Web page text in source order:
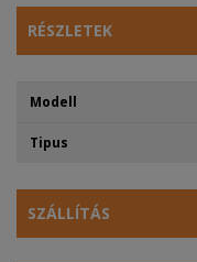
RÉSZLETEK
Modell
Tipus
SZÁLLÍTÁS